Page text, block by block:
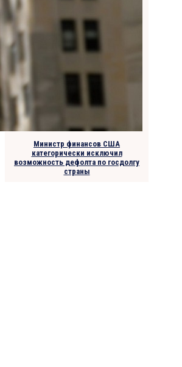
Министр финансов США
категорически исключил
возможность дефолта по госдолгу
страны